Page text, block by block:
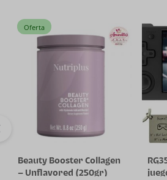
Oferta
Beauty Booster Collagen
– Unflavored (250gr)